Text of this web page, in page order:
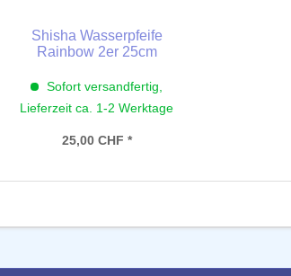
Shisha Wasserpfeife
Rainbow 2er 25cm
Sofort versandfertig,
Lieferzeit ca. 1-2 Werktage
25,00 CHF *